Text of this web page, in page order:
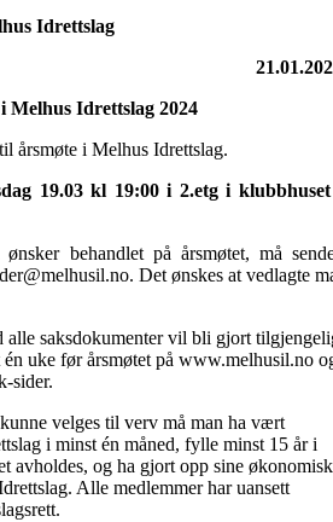
Idrettslag
Idrettslag 2024
årsmøte i Melhus Idrettslag.
19.03 kl 19:00 i 2.etg i
behandlet på årsmøtet, må
Det ønskes at vedlagte
alle saksdokumenter vil bli gjort
én uke før årsmøtet på www.melhusil.no
sider.
velges til verv må man ha vært
i minst én måned, fylle minst 15 år i
avholdes, og ha gjort opp sine
Alle medlemmer har uansett